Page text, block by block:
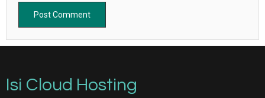
Isi Cloud Hosting